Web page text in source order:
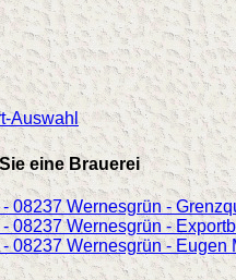
Auswahl
eine Brauerei
- 08237 Wernesgrün -
08237 Wernesgrün -
08237 Wernesgrün - Eugen